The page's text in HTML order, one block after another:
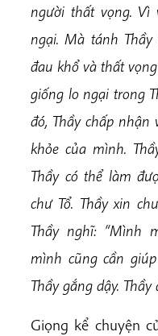
người thất vọng.
ngại. Mà tánh
đau khổ và thất
giống lo ngại trong
đó, Thầy chấp
khỏe của mình.
Thầy có thể làm
chư Tổ. Thầy xin
Thầy nghĩ: “Mình
mình cũng cần
Thầy gắng dậy. Thầy
Giọng kể chuyện